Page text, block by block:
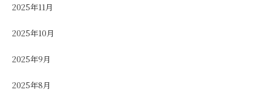
2025年11月
2025年10月
2025年9月
2025年8月